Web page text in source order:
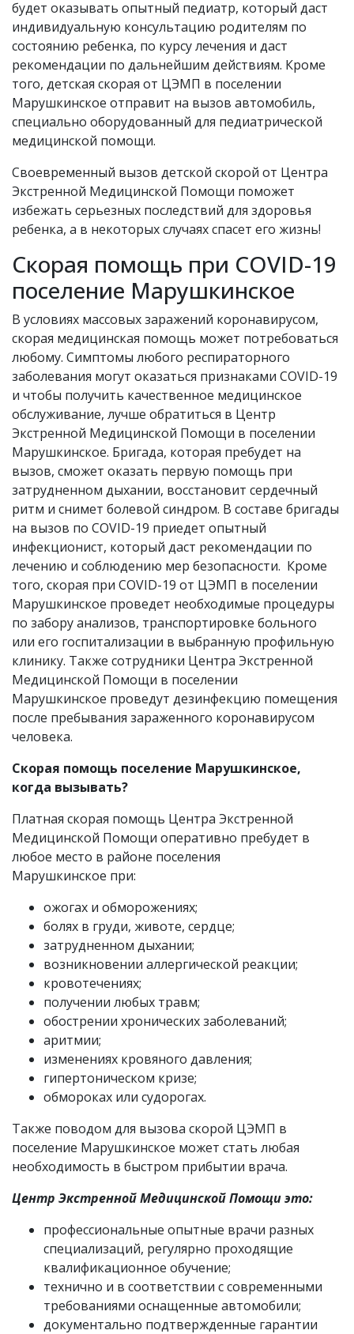
будет оказывать опытный педиатр, который даст
индивидуальную консультацию родителям по
состоянию ребенка, по курсу лечения и даст
рекомендации по дальнейшим действиям. Кроме
того, детская скорая от ЦЭМП в поселении
Марушкинское отправит на вызов автомобиль,
специально оборудованный для педиатрической
медицинской помощи.
Своевременный вызов детской скорой от Центра
Экстренной Медицинской Помощи поможет
избежать серьезных последствий для здоровья
ребенка, а в некоторых случаях спасет его жизнь!
Скорая помощь при COVID-19
поселение Марушкинское
В условиях массовых заражений коронавирусом,
скорая медицинская помощь может потребоваться
любому. Симптомы любого респираторного
заболевания могут оказаться признаками COVID-19
и чтобы получить качественное медицинское
обслуживание, лучше обратиться в Центр
Экстренной Медицинской Помощи в поселении
Марушкинское. Бригада, которая пребудет на
вызов, сможет оказать первую помощь при
затрудненном дыхании, восстановит сердечный
ритм и снимет болевой синдром. В составе бригады
на вызов по COVID-19 приедет опытный
инфекционист, который даст рекомендации по
лечению и соблюдению мер безопасности. Кроме
того, скорая при COVID-19 от ЦЭМП в поселении
Марушкинское проведет необходимые процедуры
по забору анализов, транспортировке больного
или его госпитализации в выбранную профильную
клинику. Также сотрудники Центра Экстренной
Медицинской Помощи в поселении
Марушкинское проведут дезинфекцию помещения
после пребывания зараженного коронавирусом
человека.
Скорая помощь поселение Марушкинское,
когда вызывать?
Платная скорая помощь Центра Экстренной
Медицинской Помощи оперативно пребудет в
любое место в районе поселения
Марушкинское при:
ожогах и обморожениях;
болях в груди, животе, сердце;
затрудненном дыхании;
возникновении аллергической реакции;
кровотечениях;
получении любых травм;
обострении хронических заболеваний;
аритмии;
изменениях кровяного давления;
гипертоническом кризе;
обмороках или судорогах.
Также поводом для вызова скорой ЦЭМП в
поселение Марушкинское может стать любая
необходимость в быстром прибытии врача.
Центр Экстренной Медицинской Помощи это:
профессиональные опытные врачи разных
специализаций, регулярно проходящие
квалификационное обучение;
технично и в соответствии с современными
требованиями оснащенные автомобили;
документально подтвержденные гарантии